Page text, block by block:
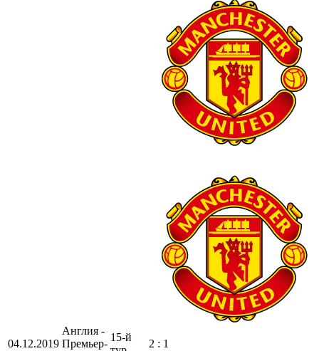
04.12.2019
Англия -
Премьер-
15-й
2 : 1